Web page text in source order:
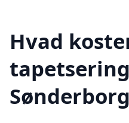
Hvad